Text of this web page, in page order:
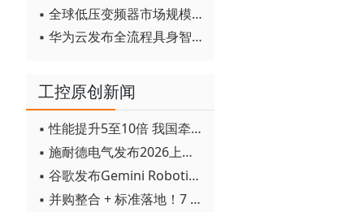
▪ 全球低压变频器市场规模2030年将超170亿美元
▪ 华为云发布全流程具身智能开发平台CloudRobo
工控原创新闻
▪ 性能提升5至10倍 我国牵头制定的WiTSnet工业以太网国际标准正式发布
▪ 施耐德电气发布2026上半年可持续发展成绩单 "Impact 2030"路线图开局稳健
▪ 谷歌发布Gemini Robotics 2模型 实现人形机器人全身智能控制突破
▪ 并购整合 + 标准落地！7 月工业自动化产业动态速递